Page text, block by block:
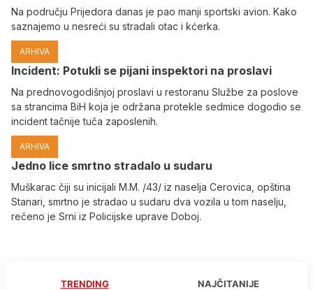
Na području Prijedora danas je pao manji sportski avion. Kako
saznajemo u nesreći su stradali otac i kćerka.
ARHIVA
Incident: Potukli se pijani inspektori na proslavi
Na prednovogodišnjoj proslavi u restoranu Službe za poslove
sa strancima BiH koja je održana protekle sedmice dogodio se
incident tačnije tuča zaposlenih.
ARHIVA
Јedno lice smrtno stradalo u sudaru
Muškarac čiji su inicijali M.M. /43/ iz naselja Cerovica, opština
Stanari, smrtno je stradao u sudaru dva vozila u tom naselju,
rečeno je Srni iz Policijske uprave Doboj.
TRENDING NAJČITANIJE